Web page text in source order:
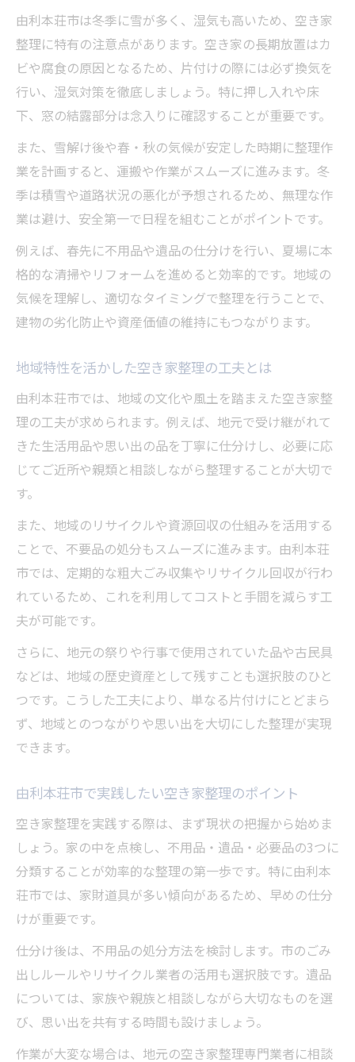
由利本荘市は冬季に雪が多く、湿気も高いため、空き家
整理に特有の注意点があります。空き家の長期放置はカ
ビや腐食の原因となるため、片付けの際には必ず換気を
行い、湿気対策を徹底しましょう。特に押し入れや床
下、窓の結露部分は念入りに確認することが重要です。
また、雪解け後や春・秋の気候が安定した時期に整理作
業を計画すると、運搬や作業がスムーズに進みます。冬
季は積雪や道路状況の悪化が予想されるため、無理な作
業は避け、安全第一で日程を組むことがポイントです。
例えば、春先に不用品や遺品の仕分けを行い、夏場に本
格的な清掃やリフォームを進めると効率的です。地域の
気候を理解し、適切なタイミングで整理を行うことで、
建物の劣化防止や資産価値の維持にもつながります。
地域特性を活かした空き家整理の工夫とは
由利本荘市では、地域の文化や風土を踏まえた空き家整
理の工夫が求められます。例えば、地元で受け継がれて
きた生活用品や思い出の品を丁寧に仕分けし、必要に応
じてご近所や親類と相談しながら整理することが大切で
す。
また、地域のリサイクルや資源回収の仕組みを活用する
ことで、不要品の処分もスムーズに進みます。由利本荘
市では、定期的な粗大ごみ収集やリサイクル回収が行わ
れているため、これを利用してコストと手間を減らす工
夫が可能です。
さらに、地元の祭りや行事で使用されていた品や古民具
などは、地域の歴史資産として残すことも選択肢のひと
つです。こうした工夫により、単なる片付けにとどまら
ず、地域とのつながりや思い出を大切にした整理が実現
できます。
由利本荘市で実践したい空き家整理のポイント
空き家整理を実践する際は、まず現状の把握から始めま
しょう。家の中を点検し、不用品・遺品・必要品の3つに
分類することが効率的な整理の第一歩です。特に由利本
荘市では、家財道具が多い傾向があるため、早めの仕分
けが重要です。
仕分け後は、不用品の処分方法を検討します。市のごみ
出しルールやリサイクル業者の活用も選択肢です。遺品
については、家族や親族と相談しながら大切なものを選
び、思い出を共有する時間も設けましょう。
作業が大変な場合は、地元の空き家整理専門業者に相談